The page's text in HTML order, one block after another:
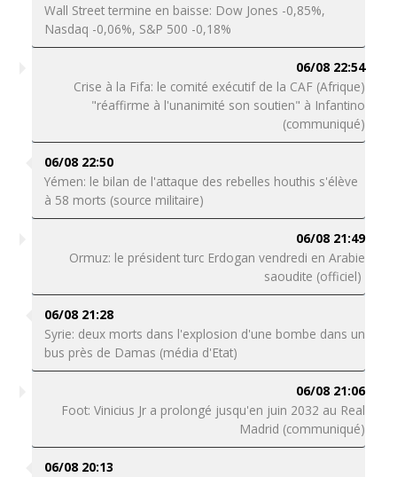
Wall Street termine en baisse: Dow Jones -0,85%,
Nasdaq -0,06%, S&P 500 -0,18%
06/08 22:54
Crise à la Fifa: le comité exécutif de la CAF (Afrique)
"réaffirme à l'unanimité son soutien" à Infantino
(communiqué)
06/08 22:50
Yémen: le bilan de l'attaque des rebelles houthis s'élève
à 58 morts (source militaire)
06/08 21:49
Ormuz: le président turc Erdogan vendredi en Arabie
saoudite (officiel)
06/08 21:28
Syrie: deux morts dans l'explosion d'une bombe dans un
bus près de Damas (média d'Etat)
06/08 21:06
Foot: Vinicius Jr a prolongé jusqu'en juin 2032 au Real
Madrid (communiqué)
06/08 20:13